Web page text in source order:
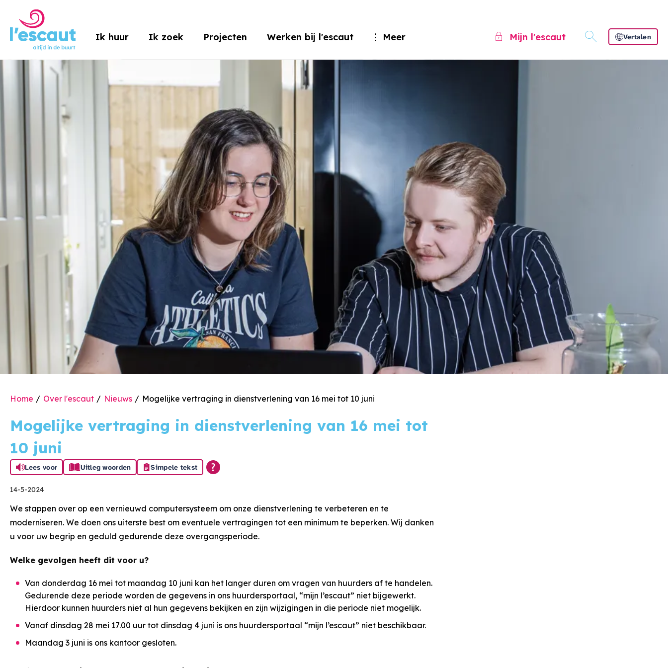
Naar hoofdinhoud
Naar hoofdnavigatiemenu
Naar de homepage
Ik huur Ik zoek Projecten Werken bij l'escaut Meer Mijn l'escaut Vertalen
Home Over l'escaut Nieuws Mogelijke vertraging in dienstverlening van 16 mei tot 10 juni
Mogelijke vertraging in dienstverlening van 16 mei tot
10 juni
Lees voor Uitleg woorden Simpele tekst
14-5-2024
We stappen over op een vernieuwd computersysteem om onze dienstverlening te verbeteren en te
moderniseren. We doen ons uiterste best om eventuele vertragingen tot een minimum te beperken. Wij danken
u voor uw begrip en geduld gedurende deze overgangsperiode.
Welke gevolgen heeft dit voor u?
Van donderdag 16 mei tot maandag 10 juni kan het langer duren om vragen van huurders af te handelen.
Gedurende deze periode worden de gegevens in ons huurdersportaal, “mijn l’escaut” niet bijgewerkt.
Hierdoor kunnen huurders niet al hun gegevens bekijken en zijn wijzigingen in die periode niet mogelijk.
Vanaf dinsdag 28 mei 17.00 uur tot dinsdag 4 juni is ons huurdersportaal “mijn l’escaut” niet beschikbaar.
Maandag 3 juni is ons kantoor gesloten.